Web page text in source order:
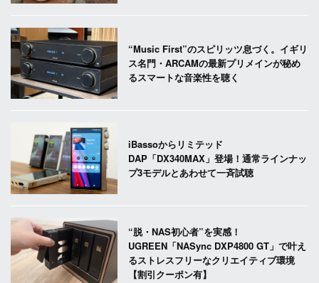
“Music First”のスピリッツ息づく。イギリ
ス名門・ARCAMの最新プリメインが秘め
るスマートな音楽性を聴く
iBassoからリミテッド
DAP「DX340MAX」登場！通常ラインナッ
プ3モデルとあわせて一斉試聴
“脱・NAS初心者”を実感！
UGREEN「NASync DXP4800 GT」で叶え
るストレスフリーなクリエイティブ環境
【割引クーポン有】